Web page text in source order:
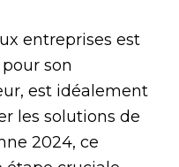
entreprises est
son
est idéalement
les solutions de
2024, ce